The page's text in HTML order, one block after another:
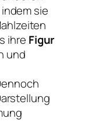
sie
ihre Figur
und